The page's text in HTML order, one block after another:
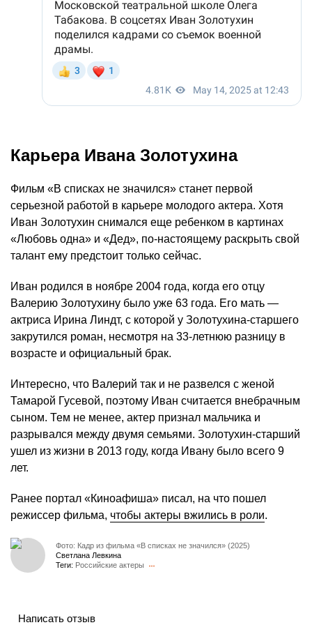
Карьера Ивана Золотухина
Фильм «В списках не значился» станет первой
серьезной работой в карьере молодого актера. Хотя
Иван Золотухин снимался еще ребенком в картинах
«Любовь одна» и «Дед», по-настоящему раскрыть свой
талант ему предстоит только сейчас.
Иван родился в ноябре 2004 года, когда его отцу
Валерию Золотухину было уже 63 года. Его мать —
актриса Ирина Линдт, с которой у Золотухина-старшего
закрутился роман, несмотря на 33-летнюю разницу в
возрасте и официальный брак.
Интересно, что Валерий так и не развелся с женой
Тамарой Гусевой, поэтому Иван считается внебрачным
сыном. Тем не менее, актер признал мальчика и
разрывался между двумя семьями. Золотухин-старший
ушел из жизни в 2013 году, когда Ивану было всего 9
лет.
Ранее портал «Киноафиша» писал, на что пошел
режиссер фильма, чтобы актеры вжились в роли.
Фото: Кадр из фильма «В списках не значился» (2025)
Светлана Левкина
Теги: Российские актеры
Написать отзыв